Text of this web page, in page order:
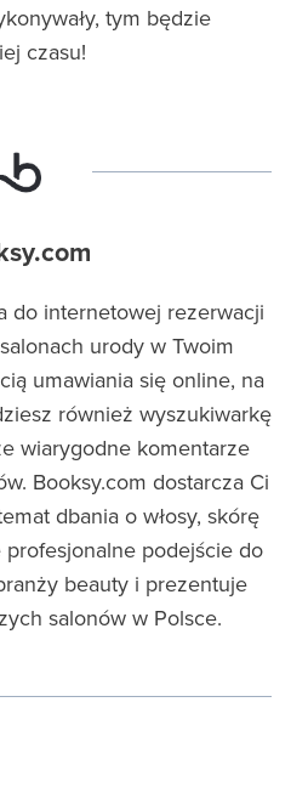
tym będzie
czasu!
do internetowej rezerwacji
urody w Twoim
umawiania się online, na
również wyszukiwarkę
wiarygodne komentarze
Booksy.com dostarcza Ci
dbania o włosy, skórę
podejście do
beauty i prezentuje
salonów w Polsce.